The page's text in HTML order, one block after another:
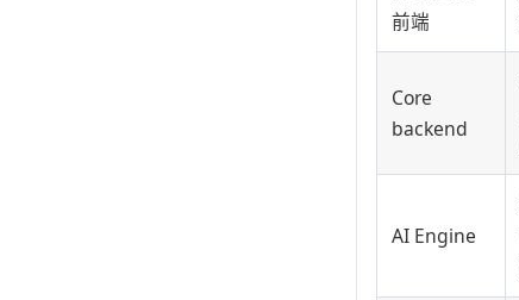
前端
Core
backend
AI Engine